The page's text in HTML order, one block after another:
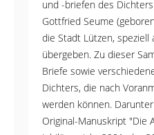
und -briefen des
Gottfried Seume
die Stadt Lützen, speziell
übergeben. Zu dieser
Briefe sowie
Dichters, die nach
werden können.
Original-Manuskript "Die